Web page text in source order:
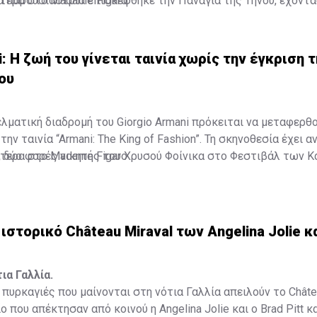
Η ζωή του γίνεται ταινία χωρίς την έγκριση
διαδρομή του Giorgio Armani πρόκειται να
ταινία “Armani: The King of Fashion”. Τη σκηνοθεσία έχει
φορές νικητής του Χρυσού Φοίνικα στο Φεστιβάλ των
στο Madame Figaro
Château Miraval των Angelina Jolie
Γαλλία.
που μαίνονται στη νότια Γαλλία απειλούν το
που απέκτησαν από κοινού η Angelina Jolie και ο Brad Pitt